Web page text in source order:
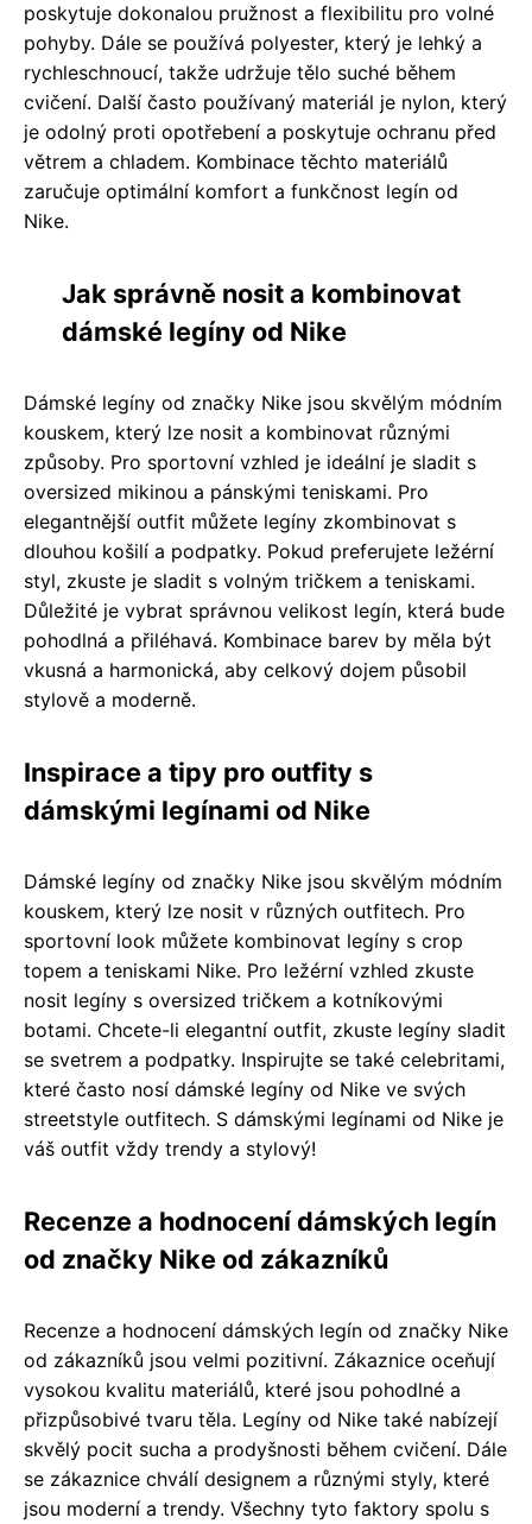
poskytuje dokonalou pružnost a flexibilitu pro volné
pohyby. Dále se používá polyester, který je lehký a
rychleschnoucí, takže udržuje tělo suché během
cvičení. Další často používaný materiál je nylon, který
je odolný proti opotřebení a poskytuje ochranu před
větrem a chladem. Kombinace těchto materiálů
zaručuje optimální komfort a funkčnost legín od
Nike.
Jak správně nosit a kombinovat
dámské legíny od Nike
Dámské legíny od značky Nike jsou skvělým módním
kouskem, který lze nosit a kombinovat různými
způsoby. Pro sportovní vzhled je ideální je sladit s
oversized mikinou a pánskými teniskami. Pro
elegantnější outfit můžete legíny zkombinovat s
dlouhou košilí a podpatky. Pokud preferujete ležérní
styl, zkuste je sladit s volným tričkem a teniskami.
Důležité je vybrat správnou velikost legín, která bude
pohodlná a přiléhavá. Kombinace barev by měla být
vkusná a harmonická, aby celkový dojem působil
stylově a moderně.
Inspirace a tipy pro outfity s
dámskými legínami od Nike
Dámské legíny od značky Nike jsou skvělým módním
kouskem, který lze nosit v různých outfitech. Pro
sportovní look můžete kombinovat legíny s crop
topem a teniskami Nike. Pro ležérní vzhled zkuste
nosit legíny s oversized tričkem a kotníkovými
botami. Chcete-li elegantní outfit, zkuste legíny sladit
se svetrem a podpatky. Inspirujte se také celebritami,
které často nosí dámské legíny od Nike ve svých
streetstyle outfitech. S dámskými legínami od Nike je
váš outfit vždy trendy a stylový!
Recenze a hodnocení dámských legín
od značky Nike od zákazníků
Recenze a hodnocení dámských legín od značky Nike
od zákazníků jsou velmi pozitivní. Zákaznice oceňují
vysokou kvalitu materiálů, které jsou pohodlné a
přizpůsobivé tvaru těla. Legíny od Nike také nabízejí
skvělý pocit sucha a prodyšnosti během cvičení. Dále
se zákaznice chválí designem a různými styly, které
jsou moderní a trendy. Všechny tyto faktory spolu s